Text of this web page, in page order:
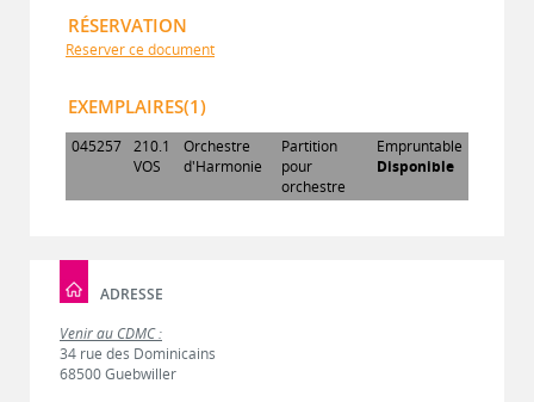
RÉSERVATION
Réserver ce document
EXEMPLAIRES(1)
045257 210.1
VOS
Orchestre
d'Harmonie
Partition
pour
orchestre
Empruntable
Disponible
ADRESSE
Venir au CDMC :
34 rue des Dominicains
68500 Guebwiller